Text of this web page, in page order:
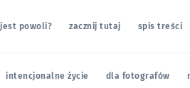
jest powoli? zacznij tutaj spis treści
intencjonalne życie dla fotografów